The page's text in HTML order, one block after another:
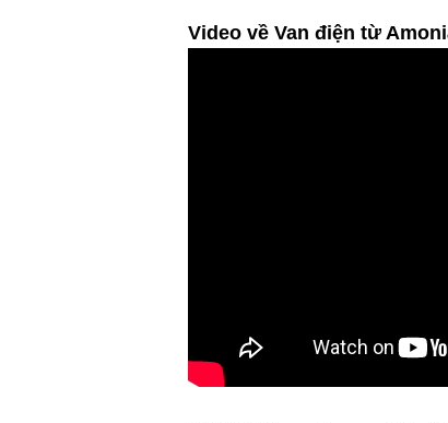
Video về Van điện từ